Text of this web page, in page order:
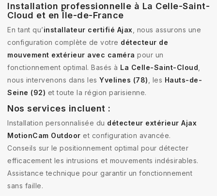
Installation professionnelle à La Celle-Saint-
Cloud et en Île-de-France
En tant qu’installateur certifié Ajax , nous assurons une
configuration complète de votre détecteur de
mouvement extérieur avec caméra pour un
fonctionnement optimal. Basés à La Celle-Saint-Cloud
nous intervenons dans les Yvelines (78) , les Hauts-de-
Seine (92) et toute la région parisienne.
Nos services incluent :
Installation personnalisée du détecteur extérieur Ajax
MotionCam Outdoor et configuration avancée.
Conseils sur le positionnement optimal pour détecter
efficacement les intrusions et mouvements indésirables.
Assistance technique pour garantir un fonctionnement
sans faille.